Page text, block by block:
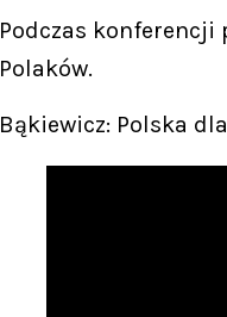
Podczas konferencji
Polaków.
Bąkiewicz: Polska